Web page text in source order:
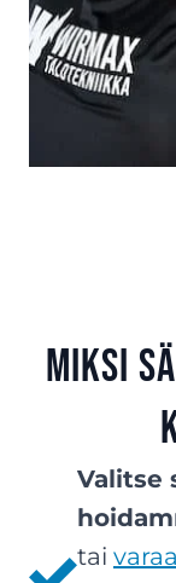
Miksi
Valitse
tai